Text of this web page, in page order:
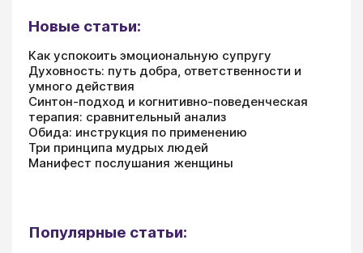
Новые статьи:
Как успокоить эмоциональную супругу
Духовность: путь добра, ответственности и
умного действия
Синтон-подход и когнитивно-поведенческая
терапия: сравнительный анализ
Обида: инструкция по применению
Три принципа мудрых людей
Манифест послушания женщины
Популярные статьи: